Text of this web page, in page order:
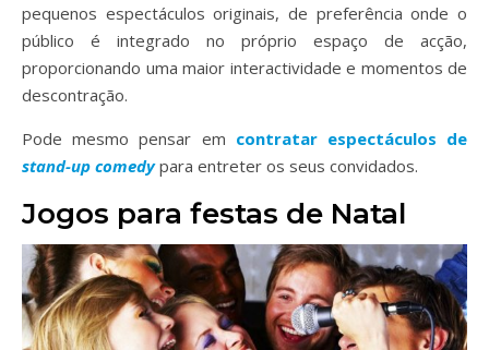
pequenos espectáculos originais, de preferência onde o
público é integrado no próprio espaço de acção,
proporcionando uma maior interactividade e momentos de
descontração.
Pode mesmo pensar em contratar espectáculos de
stand-up comedypara entreter os seus convidados.
Jogos para festas de Natal